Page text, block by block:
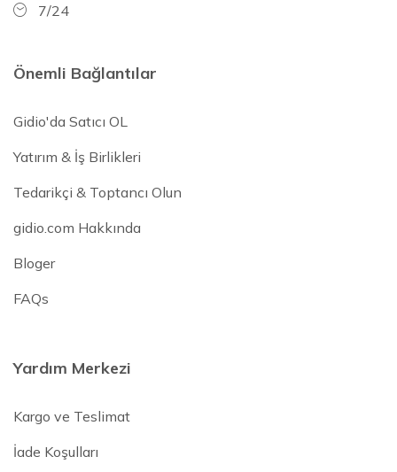
7/24
Önemli Bağlantılar
Gidio'da Satıcı OL
Yatırım & İş Birlikleri
Tedarikçi & Toptancı Olun
gidio.com Hakkında
Bloger
FAQs
Yardım Merkezi
Kargo ve Teslimat
İade Koşulları